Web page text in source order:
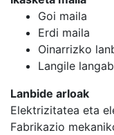
Goi maila
Erdi maila
Oinarrizko
Langile
Lanbide arloak
Elektrizitatea eta
Fabrikazio